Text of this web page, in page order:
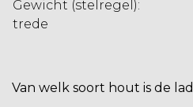
Gewicht
trede
Van welk soort hout is de